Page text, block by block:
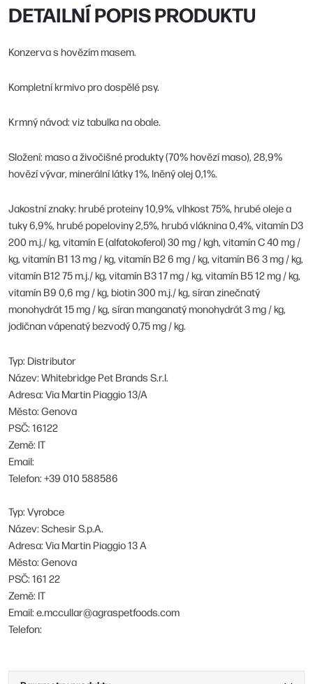
DETAILNÍ POPIS PRODUKTU
Konzerva s hovězím masem.
Kompletní krmivo pro dospělé psy.
Krmný návod: viz tabulka na obale.
Složení: maso a živočišné produkty (70% hovězí maso), 28,9%
hovězí vývar, minerální látky 1%, lněný olej 0,1%.
Jakostní znaky: hrubé proteiny 10,9%, vlhkost 75%, hrubé oleje a
tuky 6,9%, hrubé popeloviny 2,5%, hrubá vláknina 0,4%, vitamín D3
200 m.j./ kg, vitamín E (alfatokoferol) 30 mg / kgh, vitamín C 40 mg /
kg, vitamín B1 13 mg / kg, vitamín B2 6 mg / kg, vitamín B6 3 mg / kg,
vitamín B12 75 m.j./ kg, vitamín B3 17 mg / kg, vitamín B5 12 mg / kg,
vitamín B9 0,6 mg / kg, biotin 300 m.j./ kg, síran zinečnatý
monohydrát 15 mg / kg, síran manganatý monohydrát 3 mg / kg,
jodičnan vápenatý bezvodý 0,75 mg / kg.
Typ: Distributor
Název: Whitebridge Pet Brands S.r.l.
Adresa: Via Martin Piaggio 13/A
Město: Genova
PSČ: 16122
Země: IT
Email:
Telefon: +39 010 588586
Typ: Vyrobce
Název: Schesir S.p.A.
Adresa: Via Martin Piaggio 13 A
Město: Genova
PSČ: 161 22
Země: IT
Email: e.mccullar@agraspetfoods.com
Telefon: